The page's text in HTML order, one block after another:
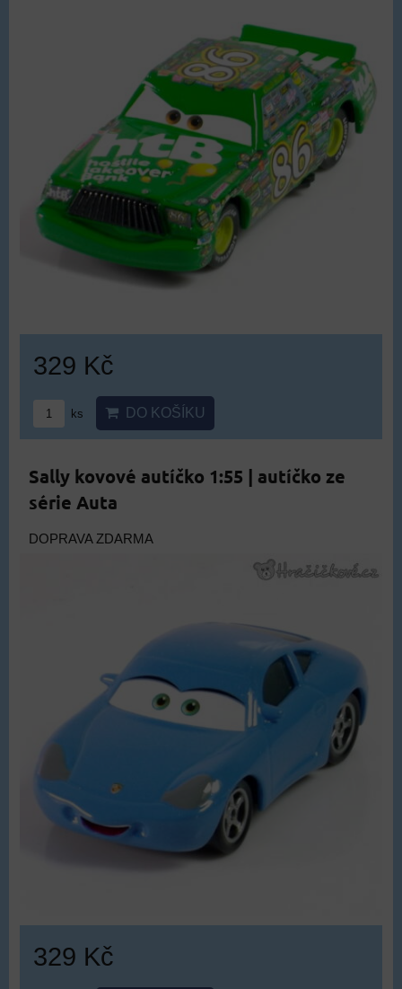
329 Kč
ks DO KOŠÍKU
Sally kovové autíčko 1:55 | autíčko ze
série Auta
DOPRAVA ZDARMA
329 Kč